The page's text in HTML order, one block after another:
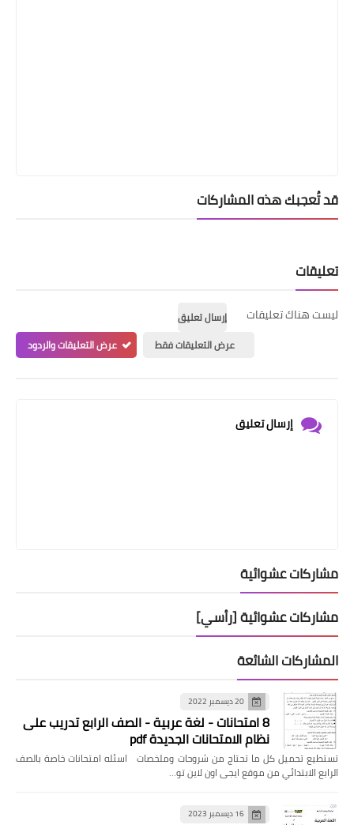
قد تُعجبك هذه المشاركات
تعليقات
ليست هناك تعليقات
إرسال تعليق
عرض التعليقات فقط
عرض التعليقات والردود
إرسال تعليق
مشاركات عشوائية
مشاركات عشوائية [رأسي]
المشاركات الشائعة
20 ديسمبر 2022
8 امتحانات - لغة عربية - الصف الرابع تدريب على
نظام الامتحانات الجديدة pdf
تستطيع تحميل كل ما تحتاج من شروحات وملخصات اسئله امتحانات خاصة بالصف
الرابع الابتدائي من موقع ايجى اون لاين تو…
16 ديسمبر 2023